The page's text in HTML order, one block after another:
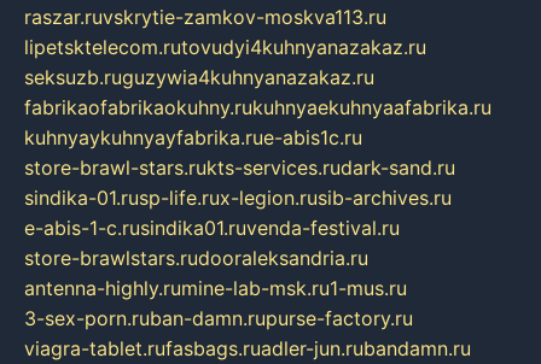
raszar.ruvskrytie-zamkov-moskva113.ru
lipetsktelecom.rutovudyi4kuhnyanazakaz.ru
seksuzb.ruguzywia4kuhnyanazakaz.ru
fabrikaofabrikaokuhny.rukuhnyaekuhnyaafabrika.ru
kuhnyaykuhnyayfabrika.rue-abis1c.ru
store-brawl-stars.rukts-services.rudark-sand.ru
sindika-01.rusp-life.rux-legion.rusib-archives.ru
e-abis-1-c.rusindika01.ruvenda-festival.ru
store-brawlstars.rudooraleksandria.ru
antenna-highly.rumine-lab-msk.ru1-mus.ru
3-sex-porn.ruban-damn.rupurse-factory.ru
viagra-tablet.rufasbags.ruadler-jun.rubandamn.ru